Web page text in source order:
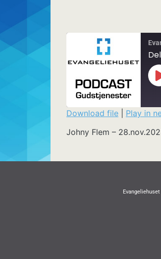
RSS FEED
SHARE
Download file Play in
Johny Flem –